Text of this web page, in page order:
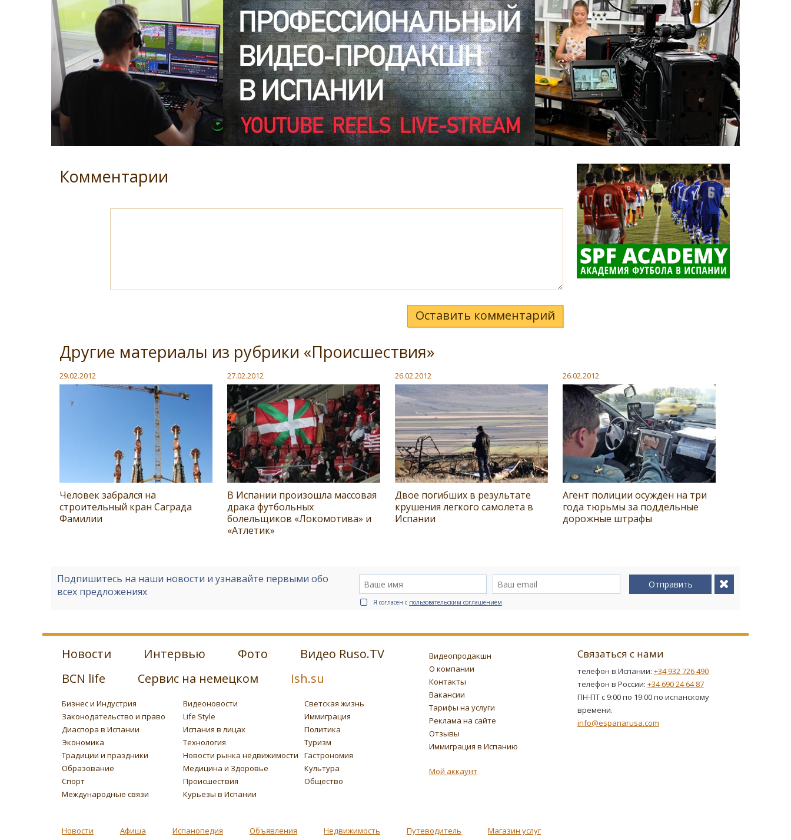
Комментарии
Оставить комментарий
Другие материалы из рубрики «Происшествия»
29.02.2012
Человек забрался на
строительный кран Саграда
Фамилии
27.02.2012
В Испании произошла массовая
драка футбольных
болельщиков «Локомотива» и
«Атлетик»
26.02.2012
Двое погибших в результате
крушения легкого самолета в
Испании
26.02.2012
Агент полиции осужден на три
года тюрьмы за поддельные
дорожные штрафы
Подпишитесь на наши новости и узнавайте первыми обо
всех предложениях
Отправить
Я согласен с пользовательским соглашением
Новости Интервью Фото
Видео Ruso.TV
BCN life
Сервис на немецком Ish.su
Бизнес и Индустрия Видеоновости
Светская жизнь
Законодательство и право
Life Style
Иммиграция
Диаспора в Испании
Испания в лицах
Политика
Экономика
Технология
Туризм
Традиции и праздники
Новости рынка недвижимости
Гастрономия
Образование
Медицина и Здоровье
Культура
Спорт
Происшествия
Общество
Международные связи
Курьезы в Испании
Видеопродакшн
О компании
Контакты
Вакансии
Тарифы на услуги
Реклама на сайте
Отзывы
Иммиграция в Испанию
Мой аккаунт
Связаться с нами
телефон в Испании: +34 932 726 490
телефон в России: +34 690 24 64 87
ПН-ПТ с 9:00 по 19:00 по испанскому
времени.
info@espanarusa.com
Новости Афиша Испанопедия Объявления Недвижимость Путеводитель Магазин услуг